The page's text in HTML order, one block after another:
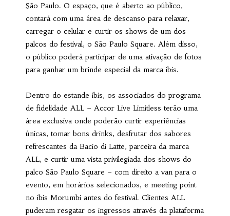
São Paulo. O espaço, que é aberto ao público,
contará com uma área de descanso para relaxar,
carregar o celular e curtir os shows de um dos
palcos do festival, o São Paulo Square. Além disso,
o público poderá participar de uma ativação de fotos
para ganhar um brinde especial da marca ibis.
Dentro do estande ibis, os associados do programa
de fidelidade ALL – Accor Live Limitless terão uma
área exclusiva onde poderão curtir experiências
únicas, tomar bons drinks, desfrutar dos sabores
refrescantes da Bacio di Latte, parceira da marca
ALL, e curtir uma vista privilegiada dos shows do
palco São Paulo Square – com direito a van para o
evento, em horários selecionados, e meeting point
no ibis Morumbi antes do festival. Clientes ALL
puderam resgatar os ingressos através da plataforma